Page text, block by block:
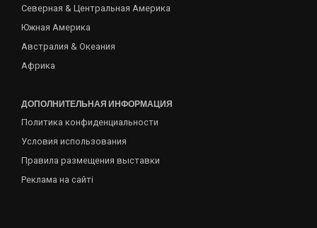
Северная & Центральная Америка
Южная Америка
Австралия & Океания
Африка
ДОПОЛНИТЕЛЬНАЯ ИНФОРМАЦИЯ
Политика конфиденциальности
Условия использования
Правила размещения выставки
Реклама на сайті